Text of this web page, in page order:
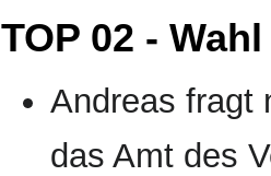
TOP 02 -
Andreas fragt
das Amt des